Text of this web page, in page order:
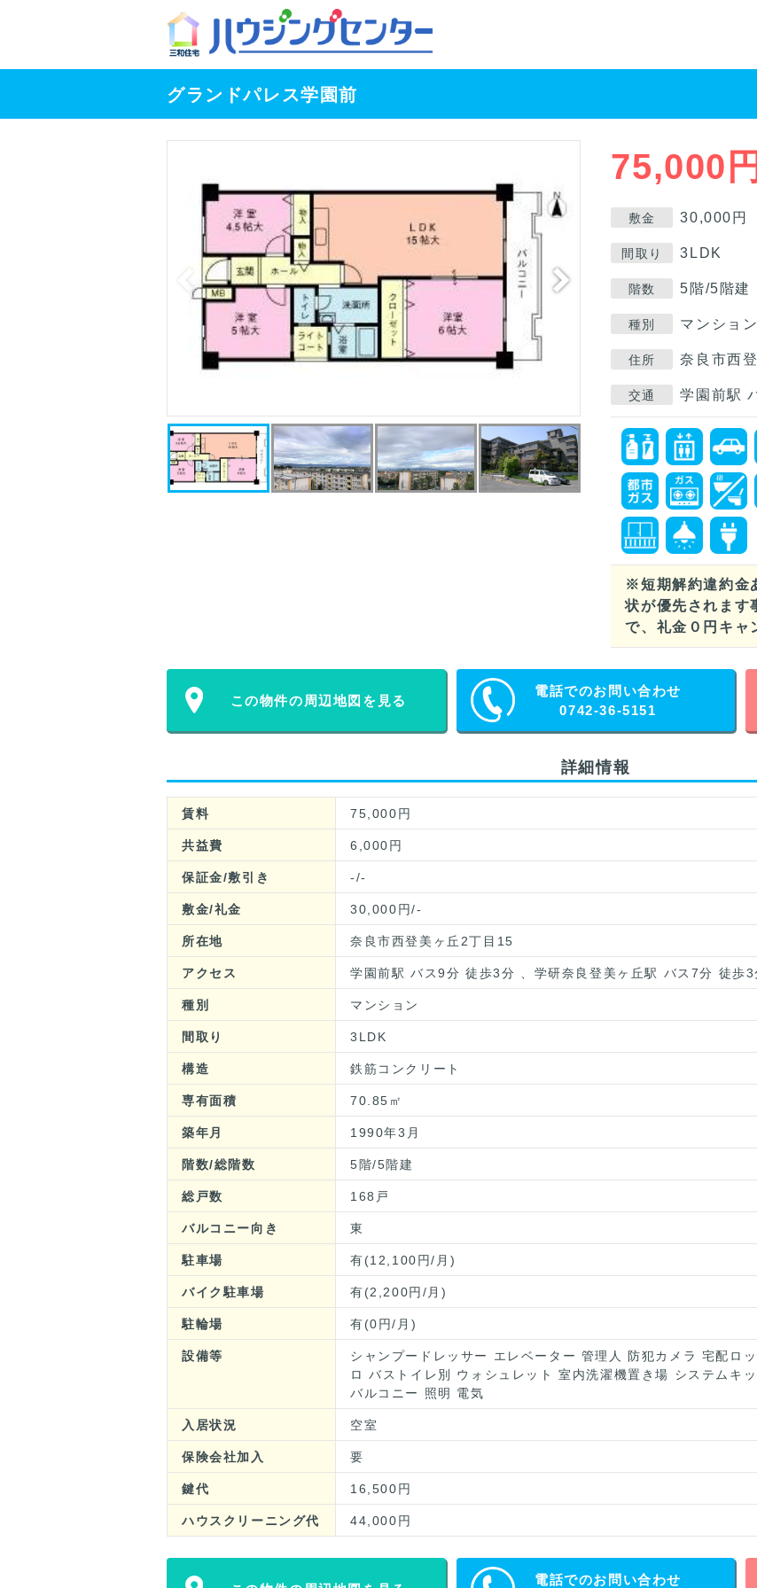
グランドパレス学園前
75,000円
敷金 30,000円
間取り 3LDK
階数 5階/5階建
種別 マンション
住所 奈良市西
交通 学園前駅
※短期解約違約金
状が優先されま
で、礼金０円キャ
この物件の周辺地図を見る
電話でのお問い合わせ
0742-36-5151
詳細情報
賃料 75,000円
共益費 6,000円
保証金/敷引き -/-
敷金/礼金 30,000円/-
所在地 奈良市西登美ヶ丘2丁目15
アクセス 学園前駅 バス9分 徒歩3分 、学研奈良登美ヶ丘駅 バス7分 徒歩3
種別 マンション
間取り 3LDK
構造 鉄筋コンクリート
専有面積 70.85㎡
築年月 1990年3月
階数/総階数 5階/5階建
総戸数 168戸
バルコニー向き 東
駐車場 有(12,100円/月)
バイク駐車場 有(2,200円/月)
駐輪場 有(0円/月)
設備等
シャンプードレッサー エレベーター 管理人 防犯カメラ 宅配ロ
ロ バストイレ別 ウォシュレット 室内洗濯機置き場 システムキ
バルコニー 照明 電気
入居状況 空室
保険会社加入 要
鍵代 16,500円
ハウスクリーニング代 44,000円
電話でのお問い合わせ